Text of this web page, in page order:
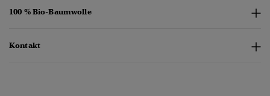
100 % Bio-Baumwolle
Kontakt